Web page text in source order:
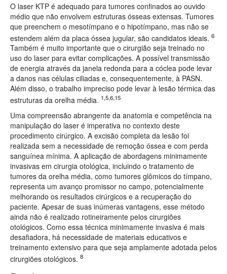
O laser KTP é adequado para tumores confinados ao ouvido
médio que não envolvem estruturas ósseas extensas. Tumores
que preenchem o mesotímpano e o hipotímpano, mas não se
estendem além da placa óssea jugular, são candidatos ideais. 6
Também é muito importante que o cirurgião seja treinado no
uso do laser para evitar complicações. A possível transmissão
de energia através da janela redonda para a cóclea pode levar
a danos nas células ciliadas e, consequentemente, à PASN.
Além disso, o trabalho impreciso pode levar à lesão térmica das
estruturas da orelha média. 1,5,6,15
Uma compreensão abrangente da anatomia e competência na
manipulação do laser é imperativa no contexto deste
procedimento cirúrgico. A excisão completa da lesão foi
realizada sem a necessidade de remoção óssea e com perda
sanguínea mínima. A aplicação de abordagens minimamente
invasivas em cirurgia otológica, incluindo o tratamento de
tumores da orelha média, como tumores glômicos do tímpano,
representa um avanço promissor no campo, potencialmente
melhorando os resultados cirúrgicos e a recuperação do
paciente. Apesar de suas inúmeras vantagens, esse método
ainda não é realizado rotineiramente pelos cirurgiões
otológicos. Como essa técnica minimamente invasiva é mais
desafiadora, há necessidade de materiais educativos e
treinamento extensivo para que seja amplamente adotada pelos
cirurgiões otológicos. 8